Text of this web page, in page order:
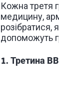
Кожна третя
медицину,
розібратися,
допоможуть
1. Третина